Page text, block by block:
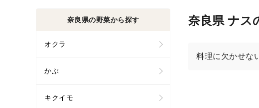
奈良県 ナス
料理に欠かせな
奈良県の野菜から探す
オクラ
かぶ
キクイモ